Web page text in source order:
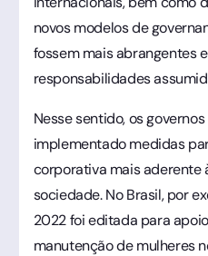
novos modelos de
fossem mais abrangentes
responsabilidades
Nesse sentido, os
implementado medidas
corporativa mais aderente
sociedade. No Brasil, por
2022 foi editada para
manutenção de mulheres